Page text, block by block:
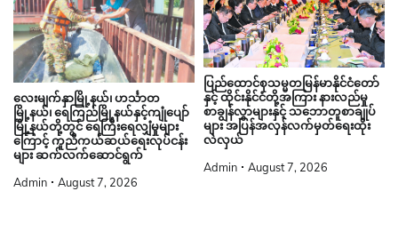
လေးမျက်နှာမြို့နယ်၊ ဟင်္သာတ
မြို့နယ်၊ ရေကြည်မြို့နယ်နှင့်ကျုံပျော်
မြို့နယ်တို့တွင် ရေကြီးရေလျှံမှုများ
ကြောင့် ကူညီကယ်ဆယ်ရေးလုပ်ငန်း
များ ဆက်လက်ဆောင်ရွက်
Admin August 7, 2026
ပြည်ထောင်စုသမ္မတမြန်မာနိုင်ငံတော်
နှင့် ထိုင်းနိုင်ငံတို့အကြား နားလည်မှု
စာချွန်လွှာများနှင့် သဘောတူစာချုပ်
များ အပြန်အလှန်လက်မှတ်ရေးထိုး
လဲလှယ်
Admin August 7, 2026